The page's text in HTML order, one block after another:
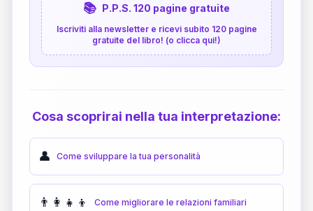
📚 P.P.S. 120 pagine gratuite
Iscriviti alla newsletter e ricevi subito 120 pagine
gratuite del libro! (o clicca qui!)
Cosa scoprirai nella tua interpretazione:
👤 Come sviluppare la tua personalità
👨‍👩‍👧‍👦 Come migliorare le relazioni familiari